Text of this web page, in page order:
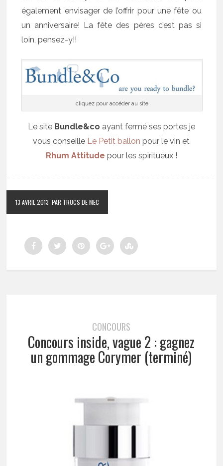
également envisager de l’offrir pour une fête ou
un anniversaire! La fête des pères c’est pas si
loin, pensez-y!!
cliquez pour accéder au site
Le site Bundle&co ayant fermé ses portes je
vous conseille Le Petit ballon pour le vin et
Rhum Attitude pour les spiritueux !
13 AVRIL 2013 PAR TRUCS DE MEC
CONCOURS
Concours inside, vague 2 : gagnez
un gommage Corymer (terminé)